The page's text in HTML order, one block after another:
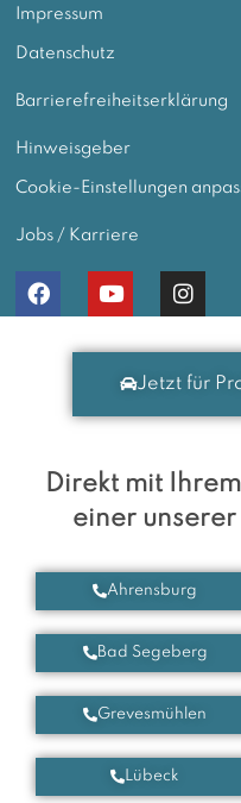
Impressum
Datenschutz
Barrierefreiheitserklärung
Hinweisgeber
Cookie-Einstellungen
Jobs / Karriere
Jetzt für
Direkt mit
einer
Ahrensburg
Bad Segeberg
Grevesmühlen
Lübeck